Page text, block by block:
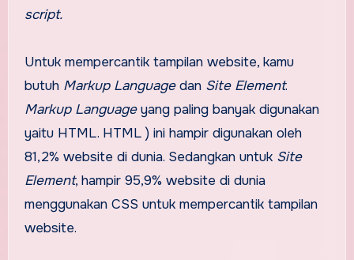
script.
Untuk mempercantik tampilan website, kamu
butuh Markup Languagedan Site Element.
Markup Languageyang paling banyak digunakan
yaitu HTML. HTML ) ini hampir digunakan oleh
81,2% website di dunia. Sedangkan untuk Site
Element, hampir 95,9% website di dunia
menggunakan CSS untuk mempercantik tampilan
website.